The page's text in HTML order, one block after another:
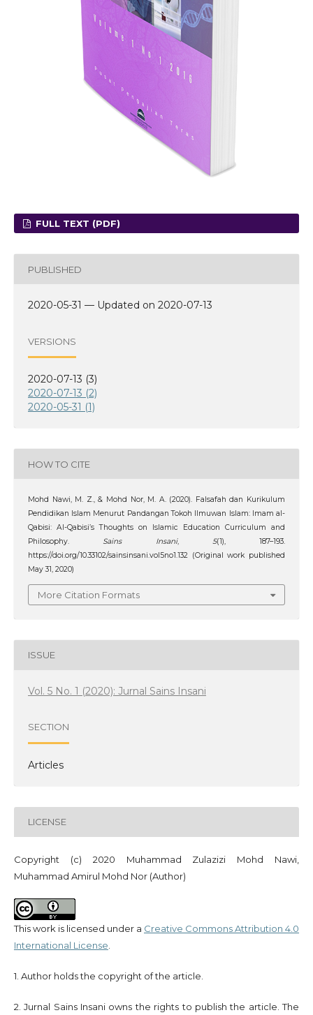
FULL TEXT (PDF)
PUBLISHED
2020-05-31 — Updated on 2020-07-13
VERSIONS
2020-07-13 (3)
2020-07-13 (2)
2020-05-31 (1)
HOW TO CITE
Mohd Nawi, M. Z., & Mohd Nor, M. A. (2020). Falsafah dan Kurikulum
Pendidikan Islam Menurut Pandangan Tokoh Ilmuwan Islam: Imam al-
Qabisi: Al-Qabisi’s Thoughts on Islamic Education Curriculum and
Philosophy. Sains Insani, 5(1), 187–193.
https://doi.org/10.33102/sainsinsani.vol5no1.132 (Original work published
May 31, 2020)
More Citation Formats
ISSUE
Vol. 5 No. 1 (2020): Jurnal Sains Insani
SECTION
Articles
LICENSE
Copyright (c) 2020 Muhammad Zulazizi Mohd Nawi,
Muhammad Amirul Mohd Nor (Author)
This work is licensed under a Creative Commons Attribution 4.0
International License
1. Author holds the copyright of the article.
2. Jurnal Sains Insani owns the rights to publish the article. The